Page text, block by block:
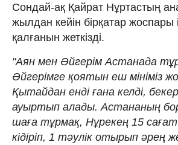
Сондай-ақ Қайрат Нұртастың
жылдан кейін бірқатар жоспары
қалғанын жеткізді.
"Аян мен Әйгерім Астанада
Әйгерімге қоятын еш мініміз
Қытайдан енді ғана келді,
ауыртып алады. Астананың
шаға тұрмақ, Нұрекең 15
кідіріп, 1 тәулік отырып әрең